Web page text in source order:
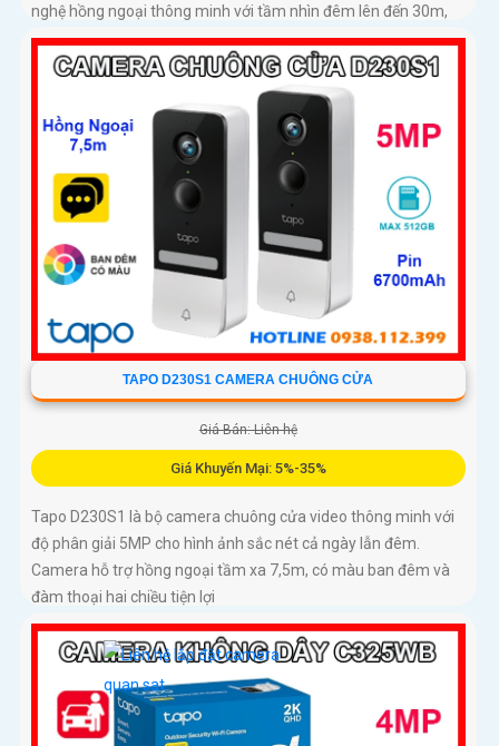
nghệ hồng ngoại thông minh với tầm nhìn đêm lên đến 30m,
camera giúp giám sát hiệu quả cả ngày lẫn đêm
TAPO D230S1 CAMERA CHUÔNG CỬA
Giá Bán: Liên hệ
Giá Khuyến Mại: 5%-35%
Tapo D230S1 là bộ camera chuông cửa video thông minh với
độ phân giải 5MP cho hình ảnh sắc nét cả ngày lẫn đêm.
Camera hỗ trợ hồng ngoại tầm xa 7,5m, có màu ban đêm và
đàm thoại hai chiều tiện lợi